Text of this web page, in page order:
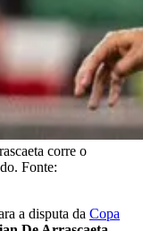
corre o
Fonte:
a disputa da Copa